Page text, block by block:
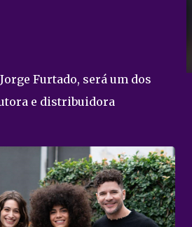
Furtado, será um dos
e distribuidora